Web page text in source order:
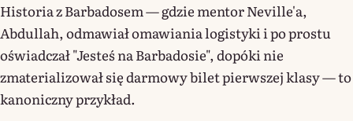
Historia z Barbadosem — gdzie mentor Neville'a,
Abdullah, odmawiał omawiania logistyki i po prostu
oświadczał "Jesteś na Barbadosie", dopóki nie
zmaterializował się darmowy bilet pierwszej klasy — to
kanoniczny przykład.